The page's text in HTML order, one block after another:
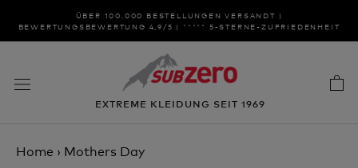
Inhalt
ÜBER 100.000 BESTELLUNGEN VERSANDT |
BEWERTUNGSBEWERTUNG 4,9/5 | ***** 5-STERNE-ZUFRIEDENHEIT
EXTREME KLEIDUNG SEIT 1969
Home › Mothers Day